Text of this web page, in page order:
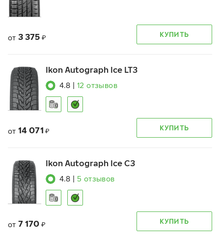
от 3 375 ₽ КУПИТЬ
Ikon Autograph Ice LT3
4.8 12 отзывов
от 14 071 ₽ КУПИТЬ
Ikon Autograph Ice C3
4.8 5 отзывов
от 7 170 ₽ КУПИТЬ